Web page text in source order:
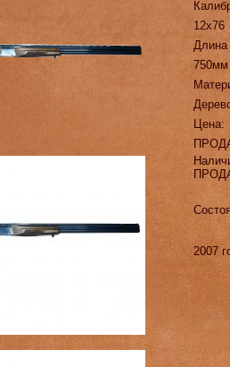
12х76
750мм
Цена:
2007